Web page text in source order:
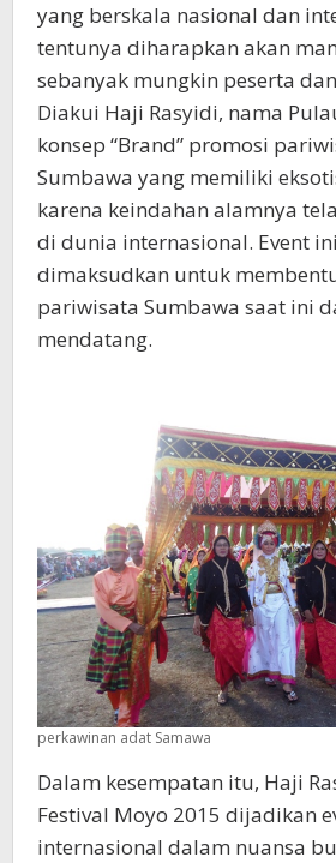
yang berskala nasional dan
tentunya diharapkan akan
sebanyak mungkin peserta
Diakui Haji Rasyidi, nama
konsep “Brand” promosi
Sumbawa yang memiliki
karena keindahan alamnya
di dunia internasional. Event
dimaksudkan untuk
pariwisata Sumbawa saat ini
mendatang.
perkawinan adat Samawa
Dalam kesempatan itu, Haji
Festival Moyo 2015 dijadikan
internasional dalam nuansa